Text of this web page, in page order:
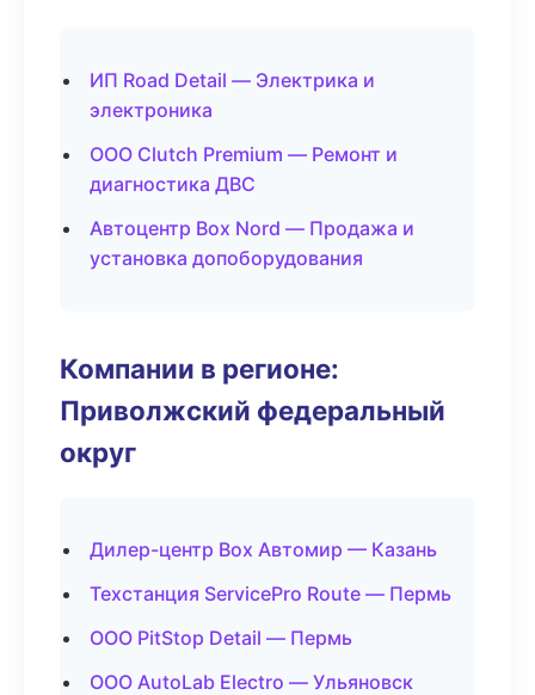
ИП Road Detail — Электрика и
электроника
ООО Clutch Premium — Ремонт и
диагностика ДВС
Автоцентр Box Nord — Продажа и
установка допоборудования
Компании в регионе:
Приволжский федеральный
округ
Дилер-центр Box Автомир — Казань
Техстанция ServicePro Route — Пермь
ООО PitStop Detail — Пермь
ООО AutoLab Electro — Ульяновск